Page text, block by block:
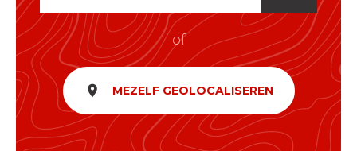
of
room MEZELF GEOLOCALISEREN